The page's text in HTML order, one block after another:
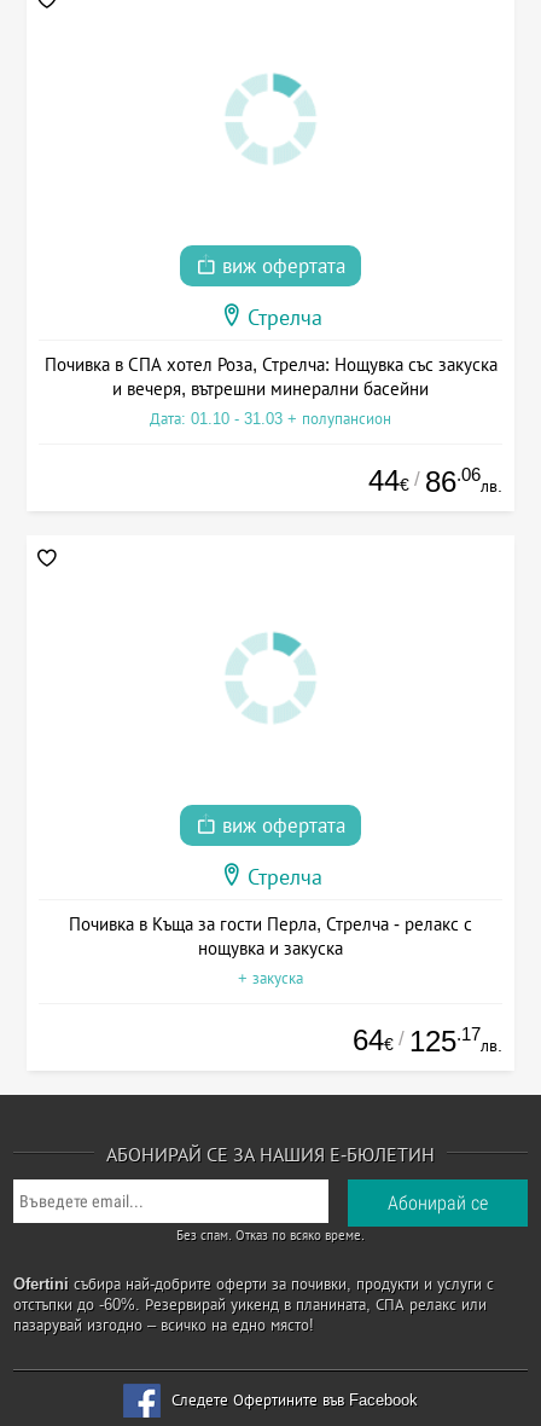
виж офертата
Стрелча
Почивка в СПА хотел Роза, Стрелча: Нощувка със закуска
и вечеря, вътрешни минерални басейни
Дата: 01.10 - 31.03 + полупансион
44€ / 86.06
лв.
виж офертата
Стрелча
Почивка в Къща за гости Перла, Стрелча - релакс с
нощувка и закуска
+ закуска
64€ / 125.17
лв.
АБОНИРАЙ СЕ ЗА НАШИЯ Е-БЮЛЕТИН
Без спам. Отказ по всяко време.
Ofertini събира най-добрите оферти за почивки, продукти и услуги с
отстъпки до -60%. Резервирай уикенд в планината, СПА релакс или
пазарувай изгодно – всичко на едно място!
Следете Офертините във Facebook